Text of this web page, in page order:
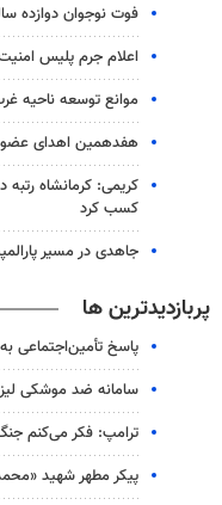
فوت نوجوان دوازده
اعلام جرم پلیس
موانع توسعه ناحیه غرب شهرکرد
هفدهمین اهدای عضو
کریمی: کرمانشاه
کسب کرد
جاهدی در مسیر پارالمپیک ۲۰۲۸؛ آغاز اردوی اروپایی
پربازدیدترین ها
پاسخ تأمین‌اجتماعی
سامانه ضد موشکی
ترامپ: فکر می‌کنم جنگ
پیکر مطهر شهید